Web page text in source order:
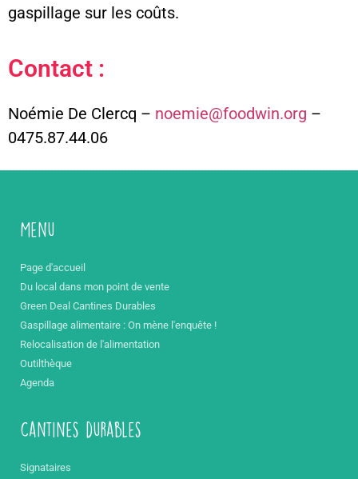
gaspillage sur les coûts.
Contact :
Noémie De Clercq – noemie@foodwin.org –
0475.87.44.06
Menu
Page d'accueil
Du local dans mon point de vente
Green Deal Cantines Durables
Gaspillage alimentaire : On mène l'enquête !
Relocalisation de l'alimentation
Outilthèque
Agenda
Cantines durables
Signataires